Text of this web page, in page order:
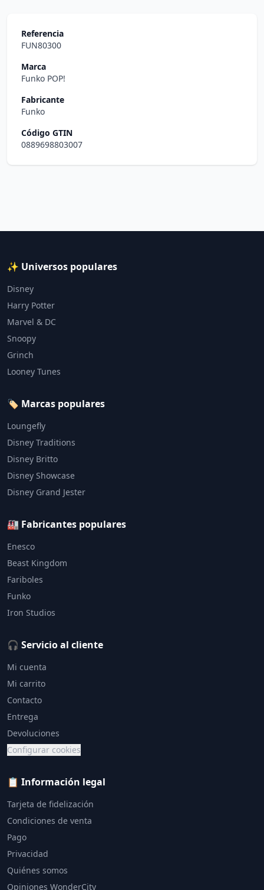
Referencia
FUN80300
Marca
Funko POP!
Fabricante
Funko
Código GTIN
0889698803007
✨ Universos populares
Disney
Harry Potter
Marvel & DC
Snoopy
Grinch
Looney Tunes
🏷️ Marcas populares
Loungefly
Disney Traditions
Disney Britto
Disney Showcase
Disney Grand Jester
🏭 Fabricantes populares
Enesco
Beast Kingdom
Fariboles
Funko
Iron Studios
🎧 Servicio al cliente
Mi cuenta
Mi carrito
Contacto
Entrega
Devoluciones
Configurar cookies
📋 Información legal
Tarjeta de fidelización
Condiciones de venta
Pago
Privacidad
Quiénes somos
Opiniones WonderCity